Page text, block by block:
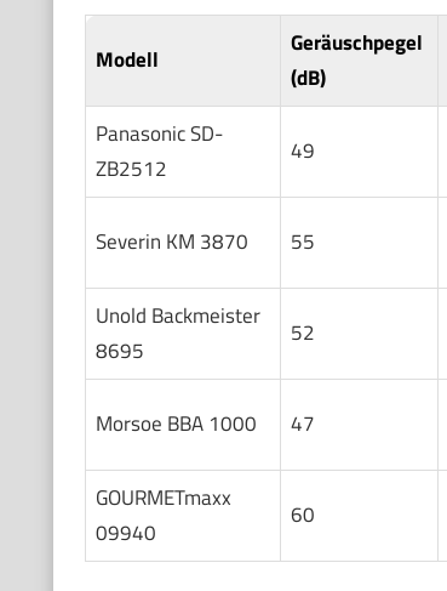
Modell
Geräuschpegel
(dB)
Panasonic SD-
ZB2512
49
Severin KM 3870 55
Unold Backmeister
8695
52
Morsoe BBA 1000 47
GOURMETmaxx
09940
60